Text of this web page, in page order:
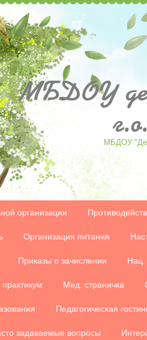
МБДОУ
МБДОУ
организации
Организация питания
Приказы о зачислении Нац.
Мед. страничка
Педагогическая
задаваемые вопросы